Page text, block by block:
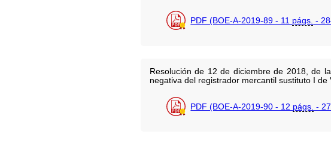
PDF (BOE-A-2019-89 - 11 págs. -
Resolución de 12 de diciembre de 2018, de
negativa del registrador mercantil sustituto I
PDF (BOE-A-2019-90 - 12 págs. -